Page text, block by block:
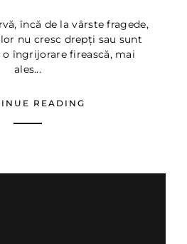
încă de la vârste fragede,
nu cresc drepți sau sunt
îngrijorare firească, mai
ales...
READING